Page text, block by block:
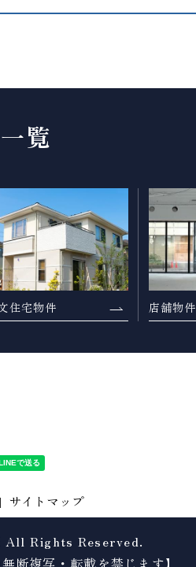
覧
住宅物件 店舗物件
サイトマップ
All Rights Reserved.
断複写・転載を禁じます】